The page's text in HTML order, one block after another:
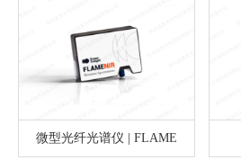
微型光纤光谱仪 | FLAME